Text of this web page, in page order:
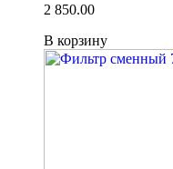
2 850.00
В корзину